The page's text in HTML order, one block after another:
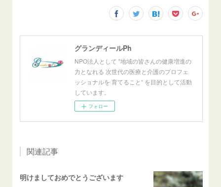
グランディールPh
NPO法人として ‟地域の皆さんの健康増進の
力となれる 次世代の医療と介護のプロフェ
ッショナルを 育てること“ を目的として活動
しています。
フォロー
関連記事
明けましておめでとうございます